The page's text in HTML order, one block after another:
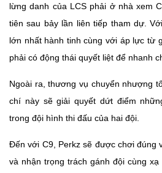
lừng danh của LCS phải ở nhà xem
tiên sau bảy lần liên tiếp tham dự.
lớn nhất hành tinh cùng với áp lực từ
phải có động thái quyết liệt để nhanh
Ngoài ra, thương vụ chuyển nhượng
chí này sẽ giải quyết dứt điểm
trong đội hình thi đấu của hai đội.
Đến với C9, Perkz sẽ được chơi đúng
và nhận trọng trách gánh đội cùng